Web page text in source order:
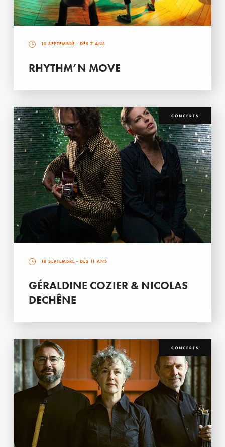
10 SEPTEMBRE - DÈS 7 ANS
RHYTHM’N MOVE
CONCERTS
18 SEPTEMBRE - DÈS 11 ANS
GÉRALDINE COZIER & NICOLAS
DECHÊNE
CONCERTS